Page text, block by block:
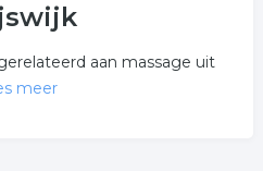
aan massage uit
meer